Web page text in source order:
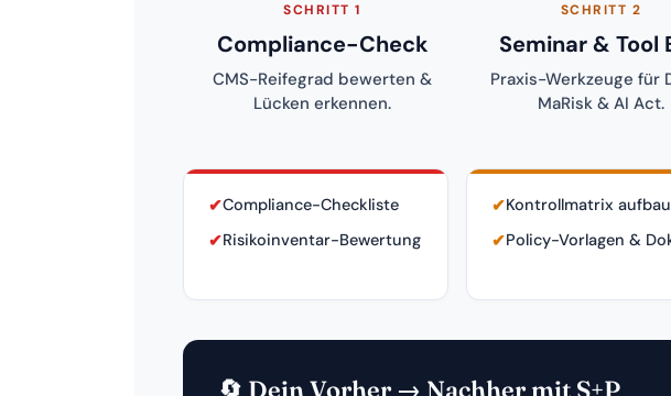
SCHRITT 1
Compliance-Check
CMS-Reifegrad bewerten &
Lücken erkennen.
SCHRITT 2
Seminar & Tool
Praxis-Werkzeuge für
MaRisk & AI Act.
✔Compliance-Checkliste
✔Risikoinventar-Bewertung
✔Kontrollmatrix
✔Policy-Vorlagen &
🔄 Dein Vorher → Nachher mit S+P